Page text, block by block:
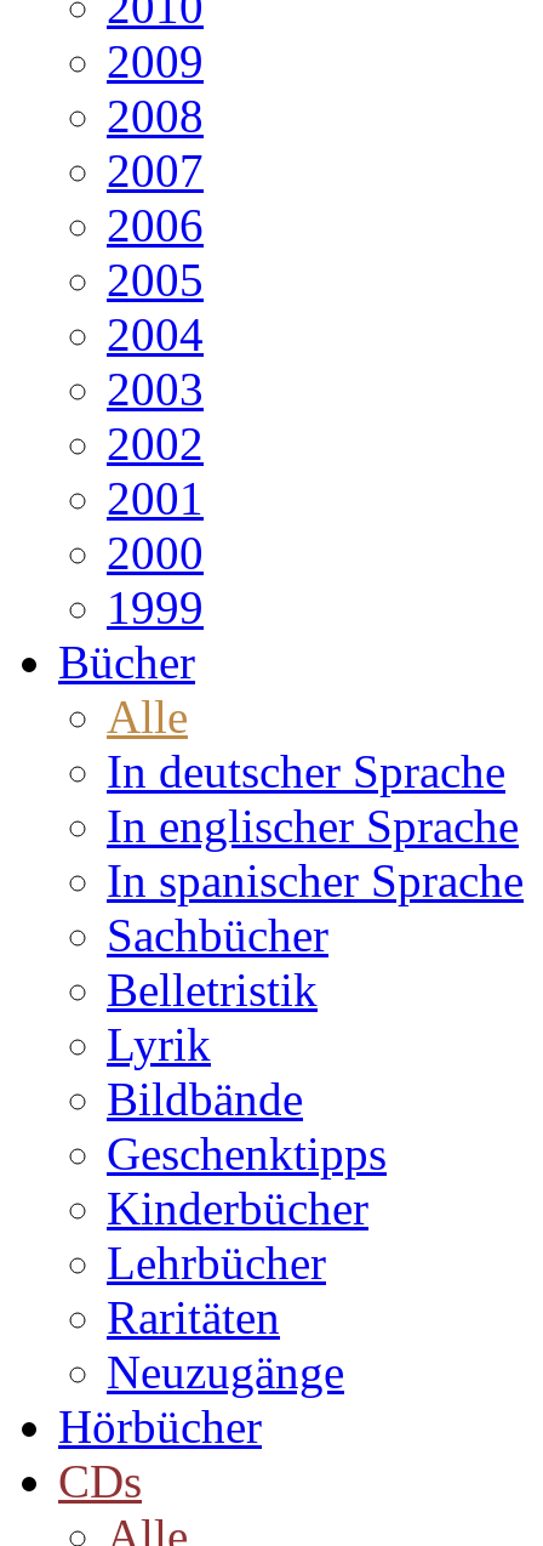
2009
2008
2007
2006
2005
2004
2003
2002
2001
2000
1999
Bücher
Alle
In deutscher Sprache
In englischer Sprache
In spanischer Sprache
Sachbücher
Belletristik
Lyrik
Bildbände
Geschenktipps
Kinderbücher
Lehrbücher
Raritäten
Neuzugänge
Hörbücher
CDs